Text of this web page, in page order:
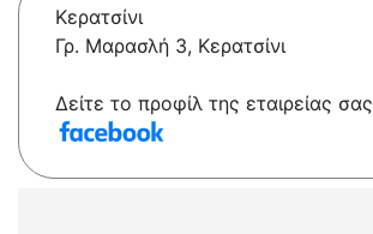
Κερατσίνι
Γρ. Μαρασλή 3, Κερατσίνι
Δείτε το προφίλ της εταιρείας σας